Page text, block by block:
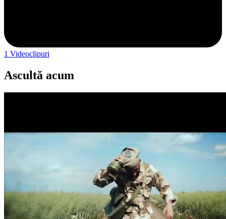
1 Videoclipuri
Ascultă acum